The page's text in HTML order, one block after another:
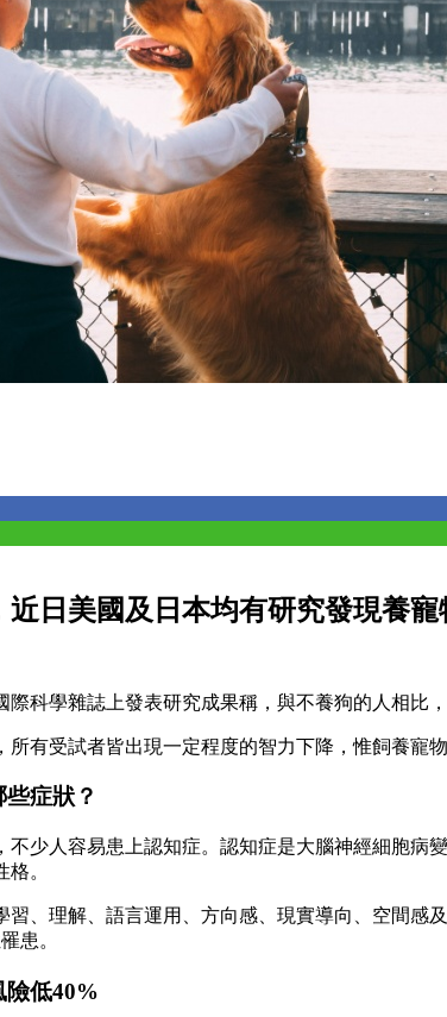
日美國及日本均有研究發現養
科學雜誌上發表研究成果稱，與不養狗的人相比
有受試者皆出現一定程度的智力下降，惟飼養寵
症狀？
不少人容易患上認知症。認知症是大腦神經細胞
。
、理解、語言運用、方向感、現實導向、空間
患。
險低40%